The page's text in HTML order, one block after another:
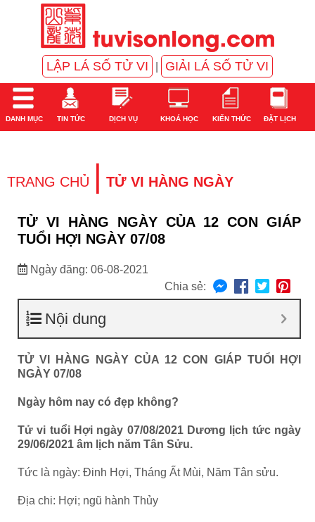
LẬP LÁ SỐ TỬ VI GIẢI LÁ SỐ TỬ VI
DANH MỤC TIN TỨC DỊCH VỤ KHOÁ HỌC KIẾN THỨC ĐẶT LỊCH
TRANG CHỦ | TỬ VI HÀNG NGÀY
TỬ VI HÀNG NGÀY CỦA 12 CON GIÁP
TUỔI HỢI NGÀY 07/08
Ngày đăng: 06-08-2021
Chia sẻ:
Nội dung
TỬ VI HÀNG NGÀY CỦA 12 CON GIÁP TUỔI HỢI
NGÀY 07/08
Ngày hôm nay có đẹp không?
Tử vi tuổi Hợi ngày 07/08/2021 Dương lịch tức ngày
29/06/2021 âm lịch năm Tân Sửu.
Tức là ngày: Đinh Hợi, Tháng Ất Mùi, Năm Tân sửu.
Địa chi: Hợi; ngũ hành Thủy